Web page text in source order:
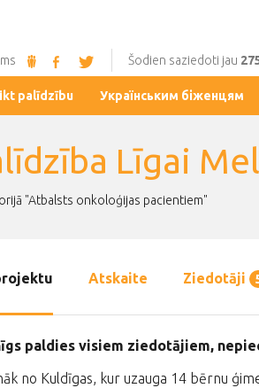
Šodien saziedoti jau
palīdzību Українським біженцям
Līgai
"Atbalsts onkoloģijas pacientiem"
Atskaite Ziedotāji
paldies visiem ziedotājiem,
no Kuldīgas, kur uzauga 14 bērnu